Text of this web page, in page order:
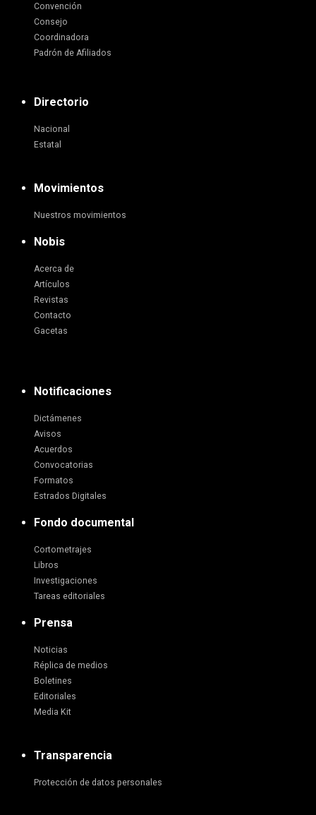
Convención
Consejo
Coordinadora
Padrón de Afiliados
Directorio
Nacional
Estatal
Movimientos
Nuestros movimientos
Nobis
Acerca de
Artículos
Revistas
Contacto
Gacetas
Notificaciones
Dictámenes
Avisos
Acuerdos
Convocatorias
Formatos
Estrados Digitales
Fondo documental
Cortometrajes
Libros
Investigaciones
Tareas editoriales
Prensa
Noticias
Réplica de medios
Boletines
Editoriales
Media Kit
Transparencia
Protección de datos personales